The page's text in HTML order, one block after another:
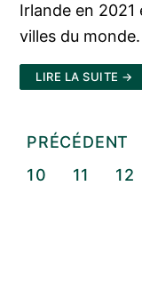
Irlande en 2021
villes du monde.
LIRE LA SUITE →
Pagination
des
PRÉCÉDENT
10
11 12